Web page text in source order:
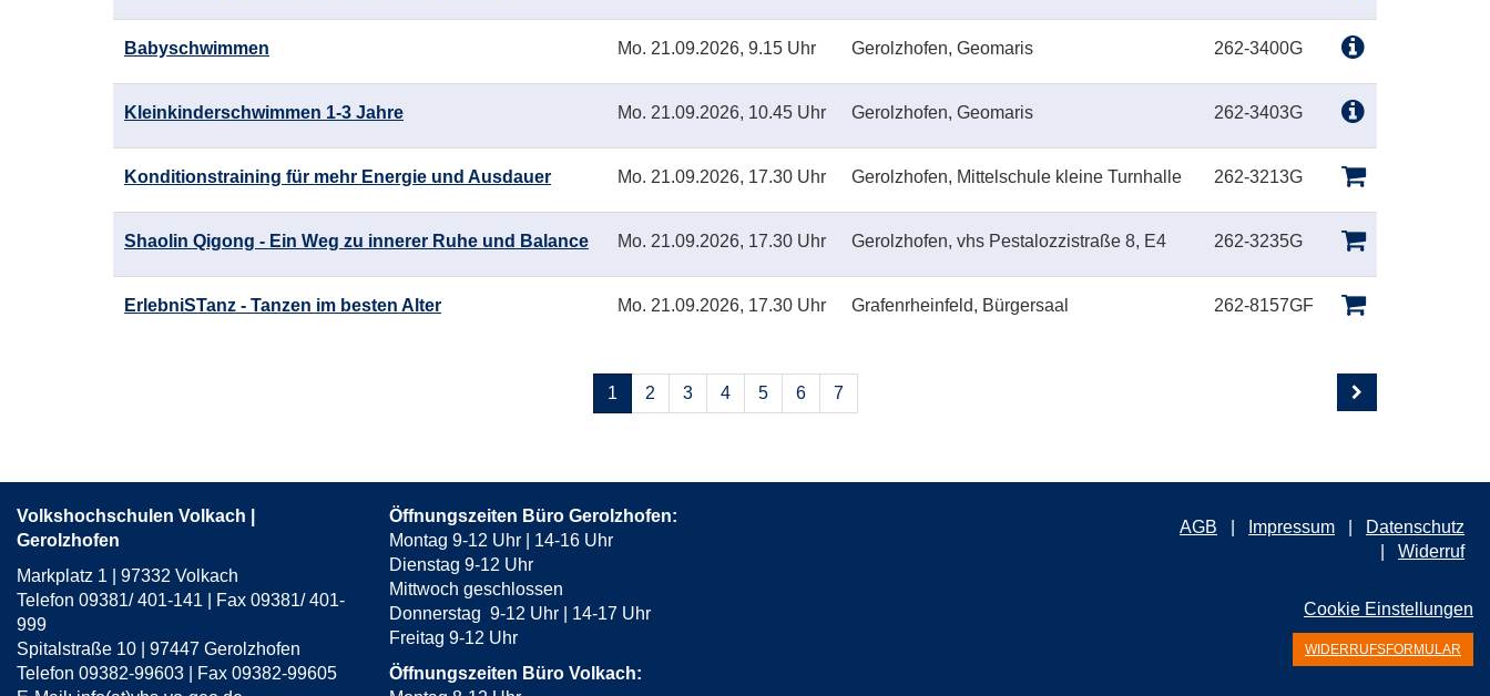
Babyschwimmen Mo. 21.09.2026, 9.15 Uhr Gerolzhofen, Geomaris 262-3400G
Kleinkinderschwimmen 1-3 Jahre Mo. 21.09.2026, 10.45 Uhr Gerolzhofen, Geomaris 262-3403G
Konditionstraining für mehr Energie und Ausdauer Mo. 21.09.2026, 17.30 Uhr Gerolzhofen, Mittelschule kleine Turnhalle 262-3213G
Shaolin Qigong - Ein Weg zu innerer Ruhe und Balance Mo. 21.09.2026, 17.30 Uhr Gerolzhofen, vhs Pestalozzistraße 8, E4 262-3235G
ErlebniSTanz - Tanzen im besten Alter Mo. 21.09.2026, 17.30 Uhr Grafenrheinfeld, Bürgersaal 262-8157GF
Seiten
blättern
1 2 3 4 5 6 7
Volkshochschulen Volkach |
Gerolzhofen
Markplatz 1 | 97332 Volkach
Telefon 09381/ 401-141 | Fax 09381/ 401-
999
Spitalstraße 10 | 97447 Gerolzhofen
Telefon 09382-99603 | Fax 09382-99605
Öffnungszeiten Büro Gerolzhofen:
Montag 9-12 Uhr | 14-16 Uhr
Dienstag 9-12 Uhr
Mittwoch geschlossen
Donnerstag 9-12 Uhr | 14-17 Uhr
Freitag 9-12 Uhr
Öffnungszeiten Büro Volkach:
AGB Impressum
Datenschutz
Widerruf
Cookie Einstellungen
WIDERRUFSFORMULAR